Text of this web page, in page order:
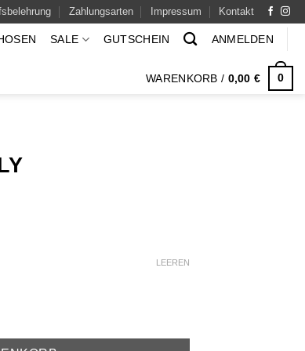
Zahlungsarten Impressum Kontakt
SALE GUTSCHEIN ANMELDEN
WARENKORB / 0,00€ 0
LEEREN